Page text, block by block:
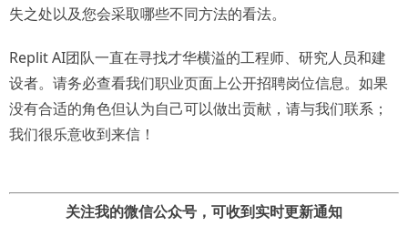
失之处以及您会采取哪些不同方法的看法。
Replit AI团队一直在寻找才华横溢的工程师、研究人员和建
设者。请务必查看我们职业页面上公开招聘岗位信息。如果
没有合适的角色但认为自己可以做出贡献，请与我们联系；
我们很乐意收到来信！
关注我的微信公众号，可收到实时更新通知